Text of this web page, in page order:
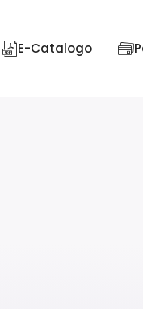
E-Catalogo